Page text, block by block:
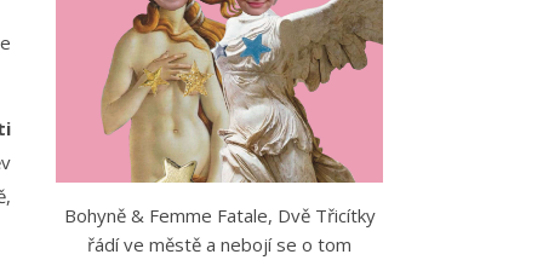
Bohyně & Femme Fatale, Dvě Třicítky
řádí ve městě a nebojí se o tom